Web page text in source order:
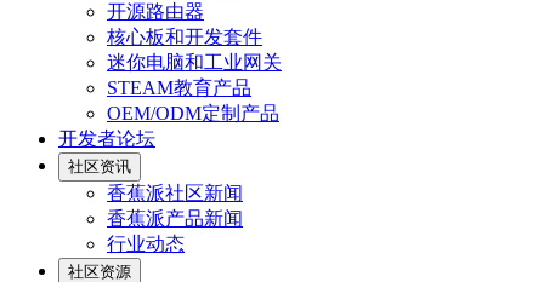
开源路由器
核心板和开发套件
迷你电脑和工业网关
STEAM教育产品
OEM/ODM定制产品
开发者论坛
社区资讯
香蕉派社区新闻
香蕉派产品新闻
行业动态
社区资源